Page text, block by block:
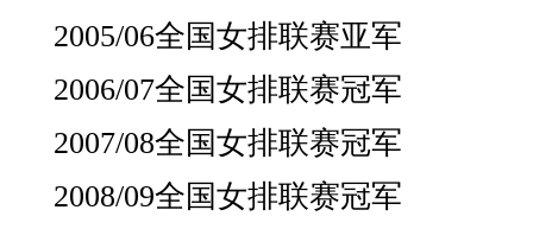
2005/06全国女排联赛亚军
2006/07全国女排联赛冠军
2007/08全国女排联赛冠军
2008/09全国女排联赛冠军